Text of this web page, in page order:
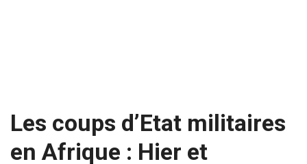
Les coups d’Etat militaires
en Afrique : Hier et